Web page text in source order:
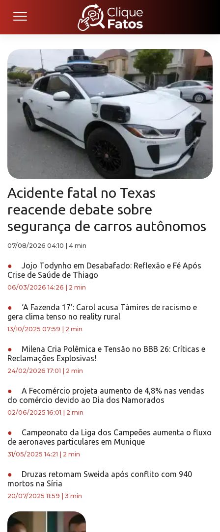
Acidente fatal no Texas
reacende debate sobre
segurança de carros autônomos
07/08/2026 04:10 4 min
●
Jojo Todynho em Desabafado: Reflexão e Fé Após
Crise de Saúde de Thiago
06/03/2026 14:26 2 min
●
‘A Fazenda 17’: Carol acusa Tàmires de racismo e
gera clima tenso no reality rural
13/10/2025 07:59 2 min
●
Milena Cria Polêmica e Tensão no BBB 26: Críticas e
Reclamações Explosivas!
24/02/2026 17:01 2 min
●
A Fecomércio projeta aumento de 4,8% nas vendas
do comércio devido ao Dia dos Namorados
02/06/2025 16:01 2 min
●
Campeonato da Liga dos Campeões aumenta o fluxo
de aeronaves particulares em Munique
31/05/2025 14:21 2 min
●
Druzas retomam Sweida após conflito com 940
mortos na Síria
20/07/2025 11:59 3 min